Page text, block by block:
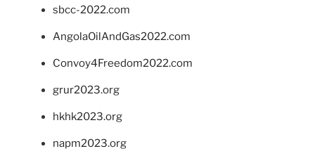
sbcc-2022.com
AngolaOilAndGas2022.com
Convoy4Freedom2022.com
grur2023.org
hkhk2023.org
napm2023.org